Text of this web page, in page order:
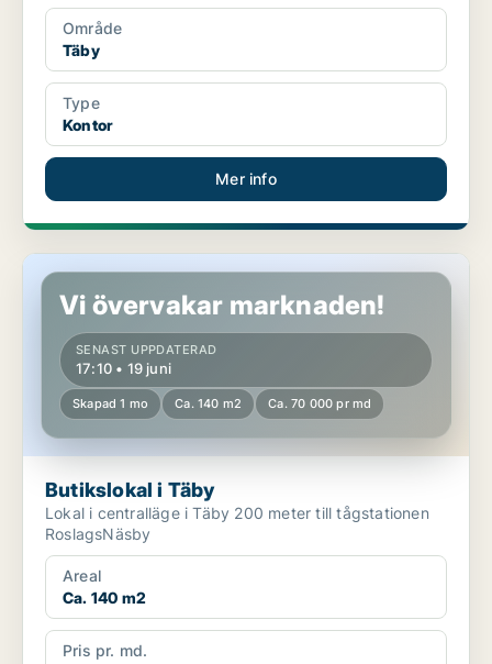
Område
Täby
Type
Kontor
Mer info
Butikslokal i Täby
Vi övervakar marknaden!
SENAST UPPDATERAD
17:10 • 19 juni
Skapad 1 mo Ca. 140 m2 Ca. 70 000 pr md
Butikslokal i Täby
Lokal i centralläge i Täby 200 meter till tågstationen
RoslagsNäsby
Areal
Ca. 140 m2
Pris pr. md.